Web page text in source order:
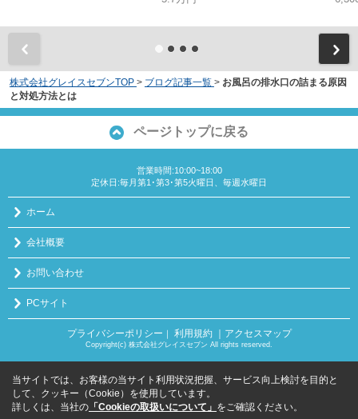
株式会社グレイスセブンTOP > ブログ記事一覧 > お風呂の排水口の詰まる原因
と対処方法とは
ページトップに戻る
営業時間:10:00~18:00
定休日:毎月第1･第3･第5火曜日、毎週水曜日
ホーム
会社概要
お問い合わせ
PCサイト
プライバシーポリシー 利用規約 ｜アクセスマップ
Copyright(c) 株式会社グレイスセブン All rights reserved.
当サイトでは、お客様の当サイト利用状況把握、サービス向上検討を目的と
して、クッキー（Cookie）を使用しています。
詳しくは、当社の 「Cookieの取扱いについて」 をご確認ください。